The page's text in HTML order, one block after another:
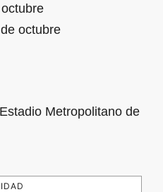
octubre
Metropolitano de